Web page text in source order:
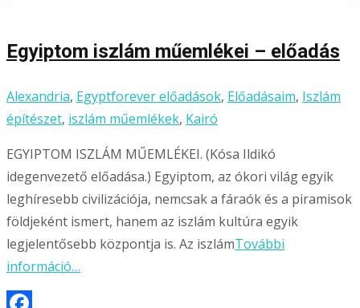
Egyiptom iszlám műemlékei – előadás
Alexandria, Egyptforever előadások, Előadásaim, Iszlám
építészet, iszlám műemlékek, Kairó
EGYIPTOM ISZLÁM MŰEMLÉKEI. (Kósa Ildikó
idegenvezető előadása.) Egyiptom, az ókori világ egyik
leghíresebb civilizációja, nemcsak a fáraók és a piramisok
földjeként ismert, hanem az iszlám kultúra egyik
legjelentősebb központja is. Az iszlámTovábbi
információ…